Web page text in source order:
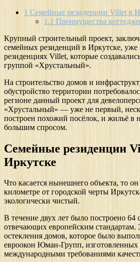
1 Семейные резиденции Villet в
1.1 Преимущества
Крупный строительный проект,
семейных резиденций в Иркутске, уже
резиденциях Villet, которые
группой «Хрустальный».
На строительство домов и
обустройство территории
регионе данный проект для
«Хрустальный» — уже не первый,
построен похожий посёлок, и жильё в
большим спросом.
Семейные резиденции
Иркутске
Что касается нынешнего объекта, то он
километре от городской черты
экологически чистый.
В течение двух лет было построено 64
отвечающих европейским стандартам.
остекления домов, которое было
евроокон Юман-Групп, изготовленных
международными требованиями